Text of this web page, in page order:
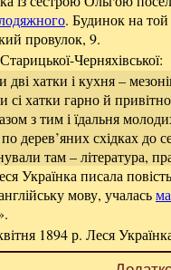
. Будинок на
провулок, 9.
Черняхівської:
дві хатки і кухня –
сі хатки гарно й
з тим і їдальня
по дерев’яних східках до
там – література,
Українка писала
мову, учалась
1894 р. Леся